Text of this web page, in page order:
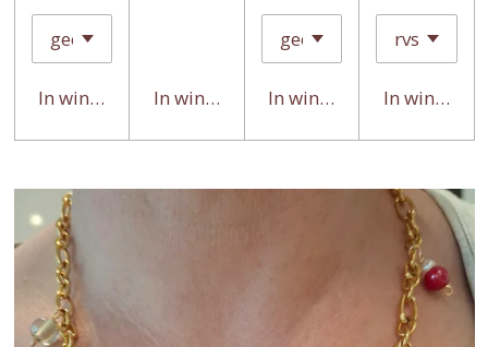
In winkelwagenIn winkelwagenIn winkelwagen
In